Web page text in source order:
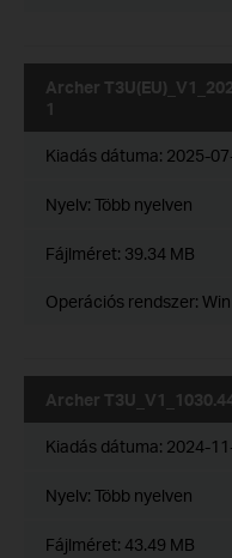
Archer
1
Kiadás dátuma: 2025-
Nyelv: Több nyelven
Fájlméret: 39.34 MB
Operációs rendszer:
Archer
Kiadás dátuma: 2024-
Nyelv: Több nyelven
Fájlméret: 43.49 MB